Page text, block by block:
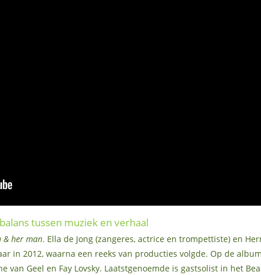
tussen muziek en verhaal
& her man. Ella de Jong (zangeres, actrice en trompettiste) en
in 2012, waarna een reeks van producties volgde. Op de
van Geel en Fay Lovsky. Laatstgenoemde is gastsolist in het